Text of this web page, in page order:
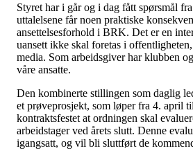
Styret har i går og i dag fått spørsmål
uttalelsene får noen praktiske
ansettelsesforhold i BRK. Det er en
uansett ikke skal foretas i
media. Som arbeidsgiver har klubben
våre ansatte.
Den kombinerte stillingen som daglig
et prøveprosjekt, som løper fra 4. april
kontraktsfestet at ordningen skal
arbeidstager ved årets slutt. Denne
igangsatt, og vil bli sluttført de